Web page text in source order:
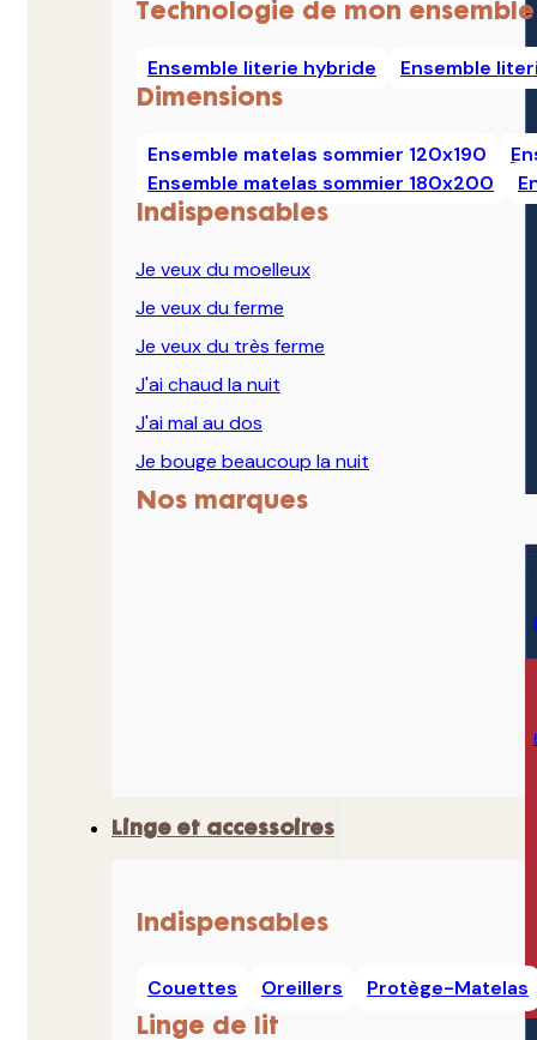
Technologie de mon ensemble
Ensemble literie hybride Ensemble
Dimensions
Ensemble matelas sommier 120x190
Ensemble matelas sommier 180x200
Indispensables
Je veux du moelleux
Je veux du ferme
Je veux du très ferme
J'ai chaud la nuit
J'ai mal au dos
Je bouge beaucoup la nuit
Nos marques
Linge et accessoires
Indispensables
Couettes Oreillers Protège-Matelas
Linge de lit